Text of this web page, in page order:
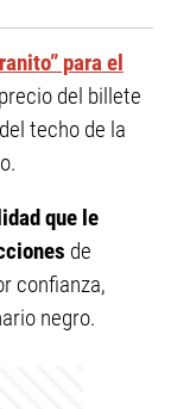
para el
del billete
techo de la
que le
de
confianza,
negro.